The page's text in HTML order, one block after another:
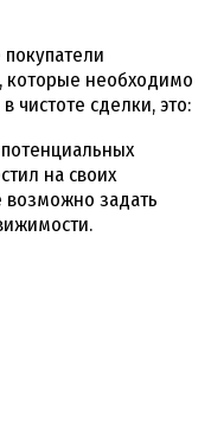
которые необходимо
чистоте сделки, это:
на своих
возможно задать